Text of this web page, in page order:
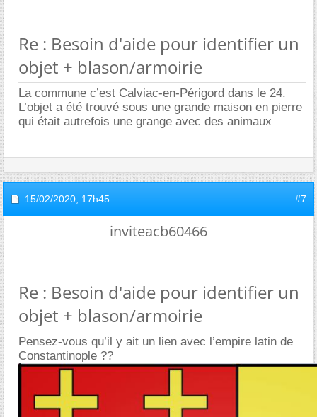
Re : Besoin d'aide pour identifier un
objet + blason/armoirie
La commune c’est Calviac-en-Périgord dans le 24.
L’objet a été trouvé sous une grande maison en pierre
qui était autrefois une grange avec des animaux
15/02/2020, 17h45 #7
inviteacb60466
Re : Besoin d'aide pour identifier un
objet + blason/armoirie
Pensez-vous qu’il y ait un lien avec l’empire latin de
Constantinople ??